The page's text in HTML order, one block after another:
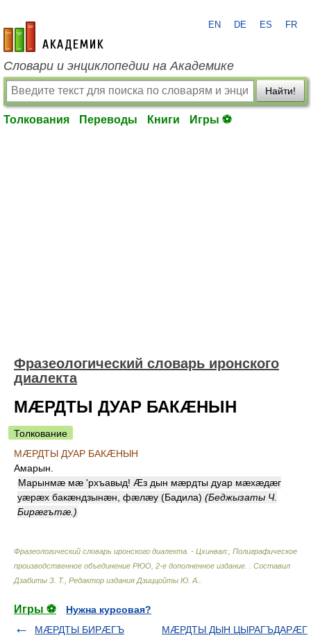
academic.ru
EN DE ES FR
Словари и энциклопедии на Академике
Найти!
Толкования Переводы Книги Игры ⚽
Фразеологический словарь иронского
диалекта
МÆРДТЫ ДУАР БАКÆНЫН
Толкование
МÆРДТЫ ДУАР БАКÆНЫН
Амарын
Марынмæ мæ 'рхъавыд! Æз дын мæрдты дуар мæхæдæг
уæрæх бакæндзынæн, фæлæу (Бадила) (Беджызаты Ч.
Бирæгътæ.)
Фразеологический словарь иронского диалекта. - Цхинвал:, Полиграфическое
производственное объединение РЮО, 2-е дополненное издание.
Составил
Дзабиты З. Т., Редактор издания Дзиццойты Ю. А.
Игры ⚽
Нужна курсовая?
МÆРДТЫ БИРÆГЪ
МÆРДТЫ ДЫН ЦЫРАГЪДАРÆГ